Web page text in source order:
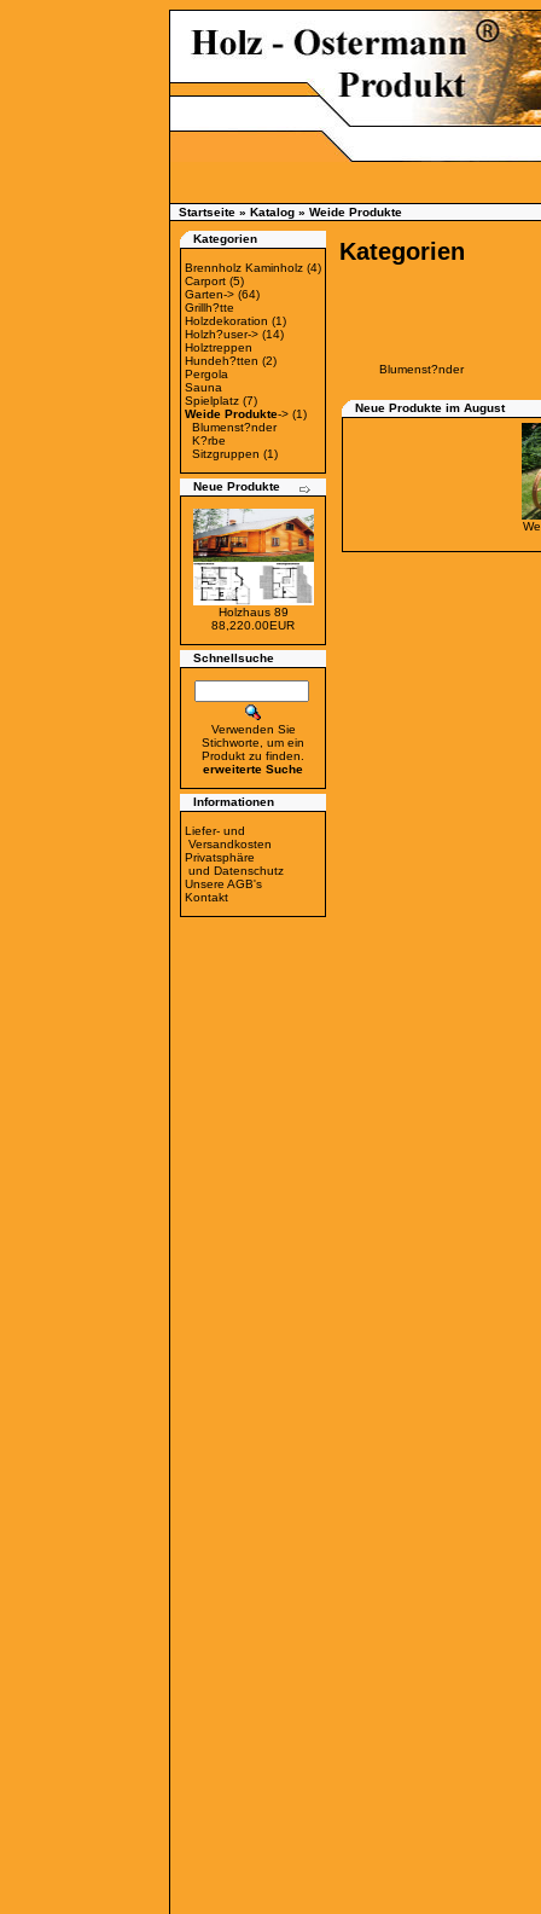
Startseite » Katalog » Weide Produkte
Kategorien
Brennholz Kaminholz (4)
Carport (5)
Garten-> (64)
Grillh?tte
Holzdekoration (1)
Holzh?user-> (14)
Holztreppen
Hundeh?tten (2)
Pergola
Sauna
Spielplatz (7)
Weide Produkte-> (1)
Blumenst?nder
K?rbe
Sitzgruppen (1)
Neue Produkte
Holzhaus 89
88,220.00EUR
Schnellsuche
Verwenden Sie
Stichworte, um ein
Produkt zu finden.
erweiterte Suche
Informationen
Liefer- und
Versandkosten
Privatsphäre
und Datenschutz
Unsere AGB's
Kontakt
Kategorien
Blumenst?nder
Neue Produkte im August